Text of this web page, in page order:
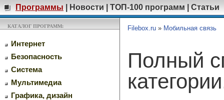
Программы Новости ТОП-100 программ Статьи
КАТАЛОГ ПРОГРАММ:
Интернет
Безопасность
Система
Мультимедиа
Графика, дизайн
Filebox.ru » Мобильная связь
Полный